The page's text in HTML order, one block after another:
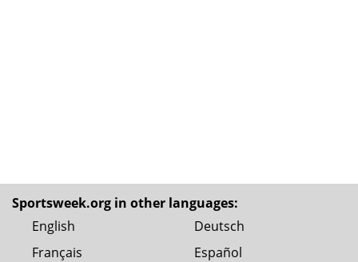
Sportsweek.org in other languages:
English
Deutsch
Français
Español